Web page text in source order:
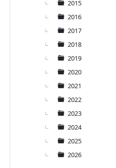
2015
2016
2017
2018
2019
2020
2021
2022
2023
2024
2025
2026